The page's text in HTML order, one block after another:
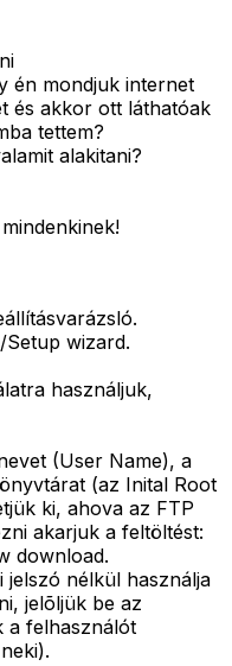
én mondjuk internet
és akkor ott láthatóak
tettem?
alakitani?
wizard.
használjuk,
(User Name), a
(az Inital Root
ki, ahova az FTP
akarjuk a feltöltést:
download.
nélkül használja
jelõljük be az
a felhasználót